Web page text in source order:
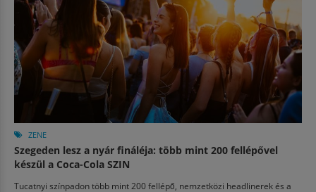
ZENE
Szegeden lesz a nyár fináléja: több mint 200 fellépővel
készül a Coca-Cola SZIN
Tucatnyi színpadon több mint 200 fellépő, nemzetközi headlinerek és a